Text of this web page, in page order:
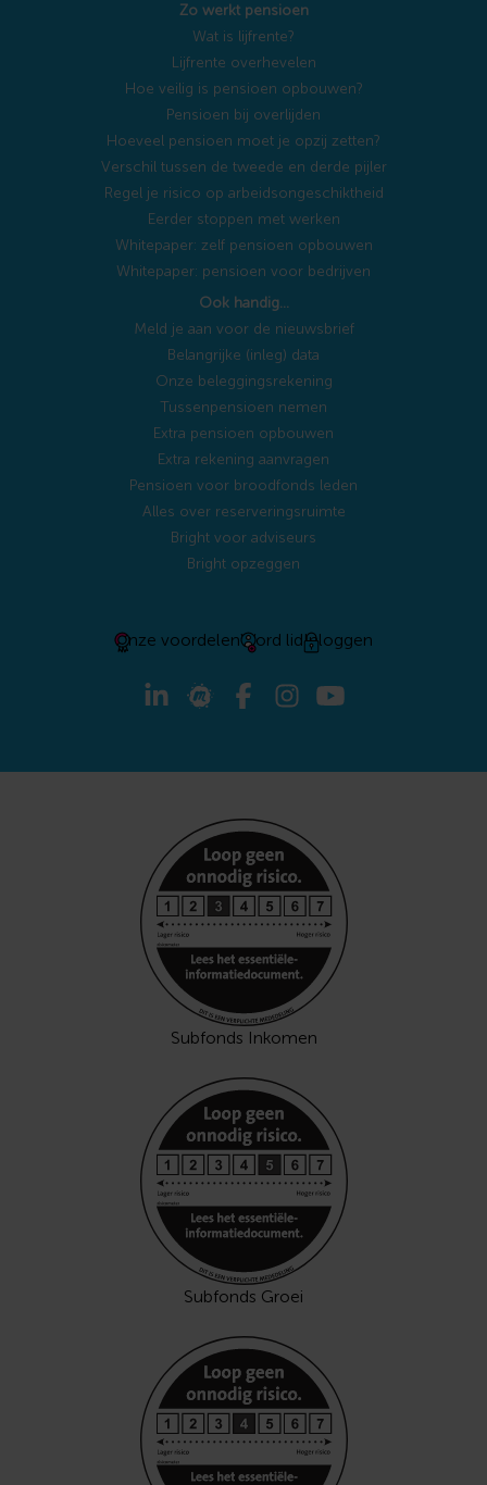
Zo werkt pensioen
Wat is lijfrente?
Lijfrente overhevelen
Hoe veilig is pensioen opbouwen?
Pensioen bij overlijden
Hoeveel pensioen moet je opzij zetten?
Verschil tussen de tweede en derde pijler
Regel je risico op arbeidsongeschiktheid
Eerder stoppen met werken
Whitepaper: zelf pensioen opbouwen
Whitepaper: pensioen voor bedrijven
Ook handig…
Meld je aan voor de nieuwsbrief
Belangrijke (inleg) data
Onze beleggingsrekening
Tussenpensioen nemen
Extra pensioen opbouwen
Extra rekening aanvragen
Pensioen voor broodfonds leden
Alles over reserveringsruimte
Bright voor adviseurs
Bright opzeggen
Onze voordelenWord lidInloggen
Subfonds Inkomen
Subfonds Groei